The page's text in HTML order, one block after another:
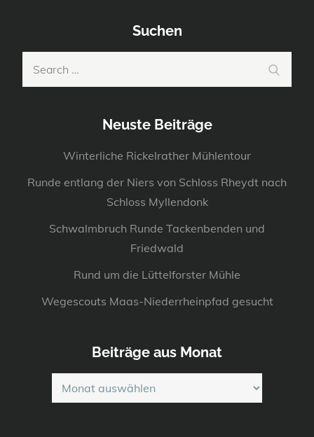
Suchen
Neuste Beiträge
Winterliche Rickelrather Mühlentour
Runde entlang der Niers von Schloss Rheydt nach
Schloss Myllendonk
Schwalmbruch Runde Tackenbenden und
Friedwald
Rund um die Lüttelforster Mühle
Wegescouts Maas-Niederrheinpfad gesucht
Beiträge aus Monat
Beiträge
aus